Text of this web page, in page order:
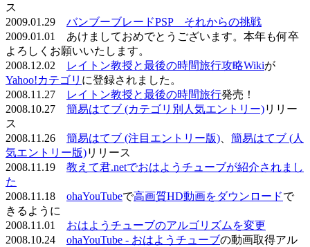
ス
2009.01.29 バンブーブレードPSP それからの挑戦
2009.01.01 あけましておめでとうございます。本年も何卒
よろしくお願いいたします。
2008.12.02
レイトン教授と最後の時間旅行攻略Wikiが
Yahoo!カテゴリ に登録されました。
2008.11.27
レイトン教授と最後の時間旅行発売！
2008.10.27 簡易はてブ (カテゴリ別人気エントリー)リリー
ス
2008.11.26 簡易はてブ (注目エントリー版)
簡易はてブ (人
気エントリー版)リリース
2008.11.19 教えて君.netでおはようチューブが紹介されまし
た
2008.11.18 ohaYouTubeで高画質HD動画をダウンロードで
きるように
2008.11.01 おはようチューブのアルゴリズムを変更
2008.10.24 ohaYouTube - おはようチューブの動画取得アル